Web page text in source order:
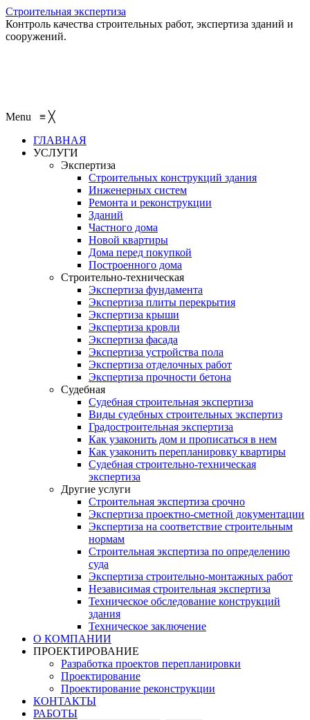
Строительная экспертиза
Контроль качества строительных работ, экспертиза зданий и
сооружений.
Menu ≡ ╳
ГЛАВНАЯ
УСЛУГИ
Экспертиза
Строительных конструкций здания
Инженерных систем
Ремонта и реконструкции
Зданий
Частного дома
Новой квартиры
Дома перед покупкой
Построенного дома
Строительно-техническая
Экспертиза фундамента
Экспертиза плиты перекрытия
Экспертиза крыши
Экспертиза кровли
Экспертиза фасада
Экспертиза устройства пола
Экспертиза отделочных работ
Экспертиза прочности бетона
Судебная
Судебная строительная экспертиза
Виды судебных строительных экспертиз
Градостроительная экспертиза
Как узаконить дом и прописаться в нем
Как узаконить перепланировку квартиры
Судебная строительно-техническая
экспертиза
Другие услуги
Строительная экспертиза срочно
Экспертиза проектно-сметной документации
Экспертиза на соответствие строительным
нормам
Строительная экспертиза по определению
суда
Экспертиза строительно-монтажных работ
Независимая строительная экспертиза
Техническое обследование конструкций
здания
Техническое заключение
О КОМПАНИИ
ПРОЕКТИРОВАНИЕ
Разработка проектов перепланировки
Проектирование
Проектирование реконструкции
КОНТАКТЫ
РАБОТЫ